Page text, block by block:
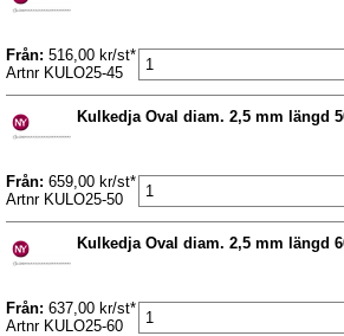
Från: 516,00 kr/st*
Artnr KULO25-45
Kulkedja Oval diam. 2,5 mm längd
Från: 659,00 kr/st*
Artnr KULO25-50
Kulkedja Oval diam. 2,5 mm längd
Från: 637,00 kr/st*
Artnr KULO25-60